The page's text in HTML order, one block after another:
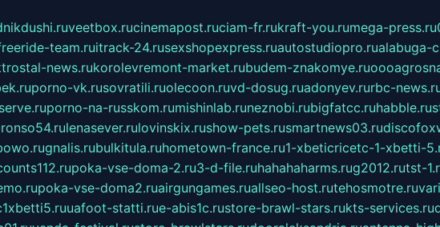
veetbox.rucinemapost.ruciam-fr.rukraft-you.rumega-press.ru
team.ruitrack-24.rusexshopexpress.ruautostudiopro.rualabuga-
news.rukorolevremont-market.rubudem-znakomye.ru
porno-vk.rusovratili.ruolecoon.ruvd-dosug.ruadonyev.rurbc-
porno-na-russkom.rumishinlab.runeznobi.rubigfatcc.ruhabble.ru
lenasever.rulovinskix.rushow-pets.rusmartnews03.ru
gnalis.rubulkitula.ruhometown-france.ru1-xbeticricetc-1-xbetti-
poka-vse-doma-2.ru3-d-file.ruhahahaharms.rug2012.rutst-
poka-vse-doma2.ruairgungames.ruallseo-host.rutehosmotre.ru
uafoot-statti.rue-abis1c.rustore-brawl-stars.rukts-services.ru